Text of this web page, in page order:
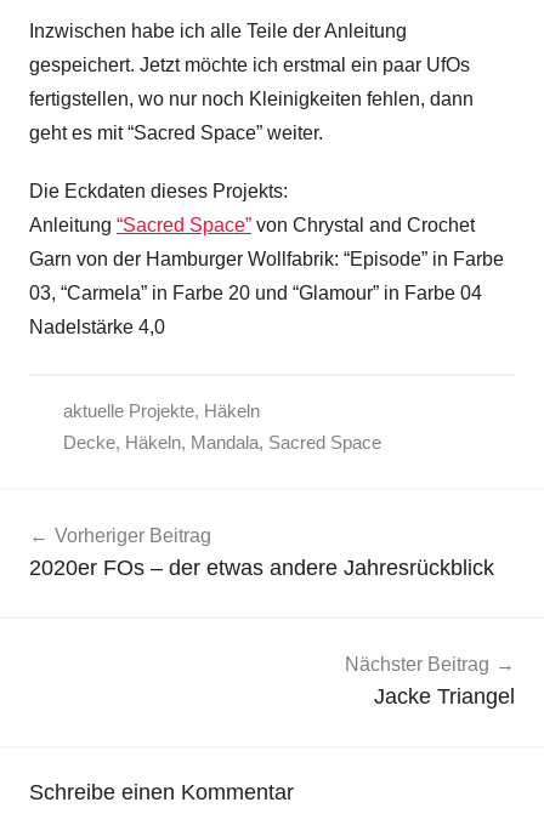
Inzwischen habe ich alle Teile der Anleitung
gespeichert. Jetzt möchte ich erstmal ein paar UfOs
fertigstellen, wo nur noch Kleinigkeiten fehlen, dann
geht es mit “Sacred Space” weiter.
Die Eckdaten dieses Projekts:
Anleitung “Sacred Space” von Chrystal and Crochet
Garn von der Hamburger Wollfabrik: “Episode” in Farbe
03, “Carmela” in Farbe 20 und “Glamour” in Farbe 04
Nadelstärke 4,0
aktuelle Projekte, Häkeln
Decke, Häkeln, Mandala, Sacred Space
Vorheriger Beitrag
2020er FOs – der etwas andere Jahresrückblick
Nächster Beitrag
Jacke Triangel
Schreibe einen Kommentar